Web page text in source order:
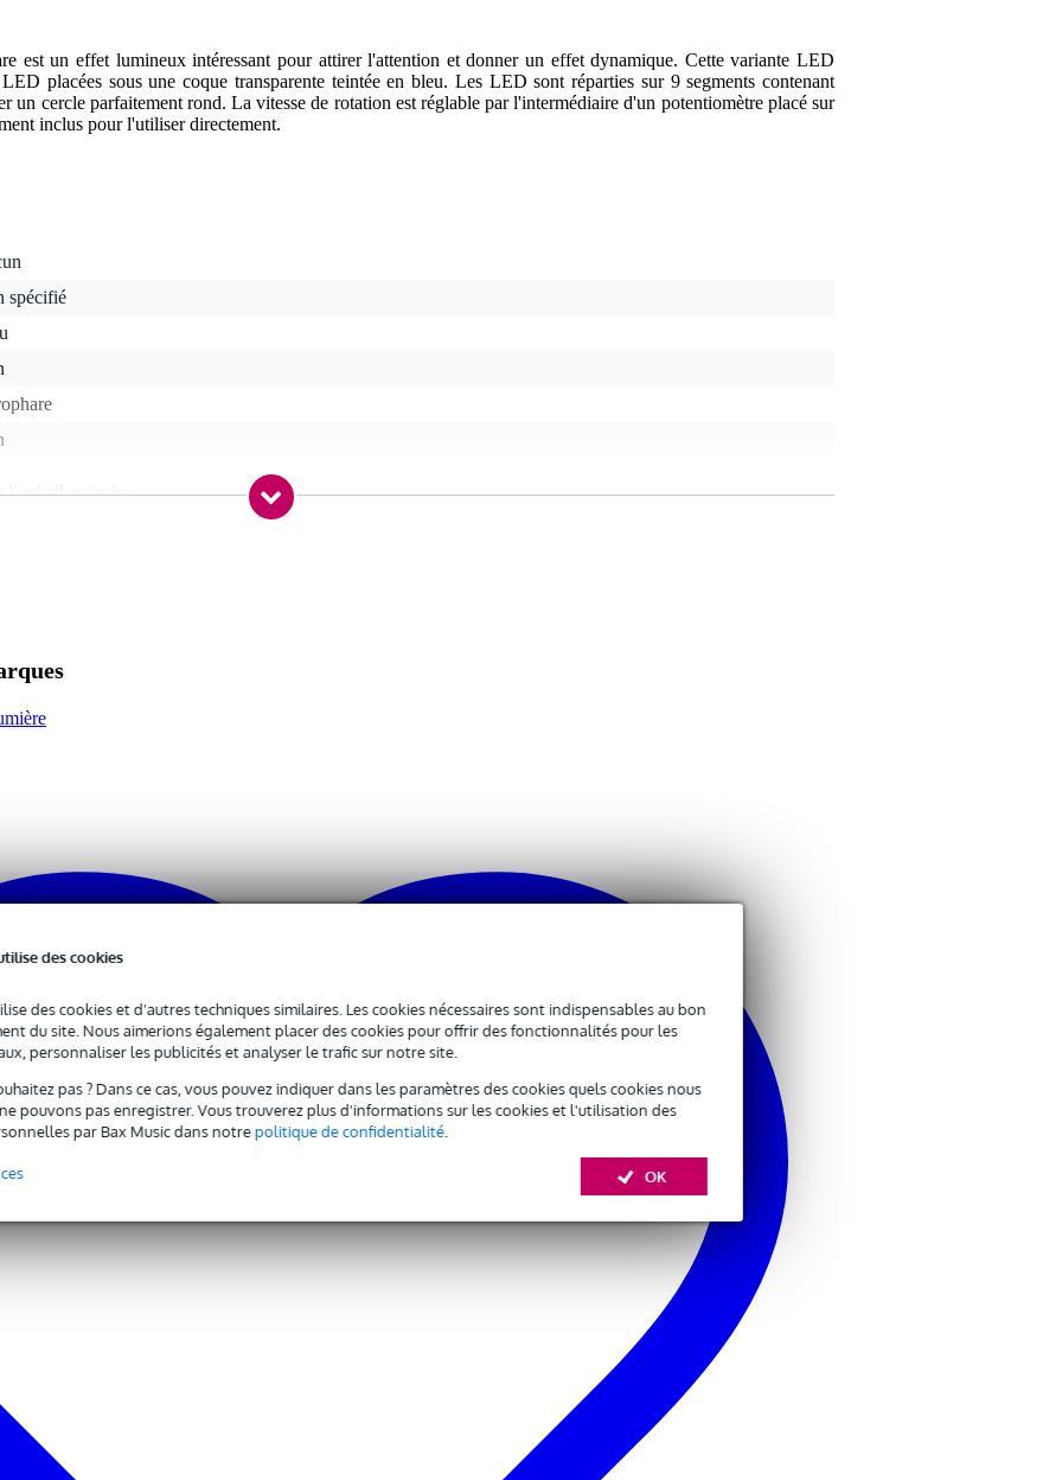
des cookies
des cookies et d'autres techniques similaires. Les cookies nécessaires sont indispensables au bon
du site. Nous aimerions également placer des cookies pour offrir des fonctionnalités pour les
personnaliser les publicités et analyser le trafic sur notre site.
pas ? Dans ce cas, vous pouvez indiquer dans les paramètres des cookies quels cookies nous
pouvons pas enregistrer. Vous trouverez plus d'informations sur les cookies et l'utilisation des
par Bax Music dans notrepolitique de confidentialité.
OK
est un effet lumineux intéressant pour attirer l'attention et donner un effet dynamique. Cette variante LED
placées sous une coque transparente teintée en bleu. Les LED sont réparties sur 9 segments contenant
un cercle parfaitement rond. La vitesse de rotation est réglable par l'intermédiaire d'un potentiomètre placé sur
inclus pour l'utiliser directement.
spécifié
l'emballage inclus